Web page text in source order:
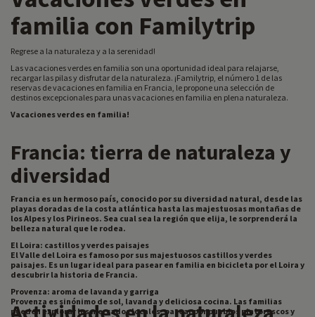
familia con Familytrip
Regrese a la naturaleza y a la serenidad!
Las vacaciones verdes en familia son una oportunidad ideal para relajarse,
recargar las pilas y disfrutar de la naturaleza. ¡Familytrip, el número 1 de las
reservas de vacaciones en familia en Francia, le propone una selección de
destinos excepcionales para unas vacaciones en familia en plena naturaleza.
Vacaciones verdes en familia!
Francia: tierra de naturaleza y
diversidad
Francia es un hermoso país, conocido por su diversidad natural, desde las
playas doradas de la costa atlántica hasta las majestuosas montañas de
los Alpes y los Pirineos. Sea cual sea la región que elija, le sorprenderá la
belleza natural que le rodea.
El Loira: castillos y verdes paisajes
El Valle del Loira es famoso por sus majestuosos castillos y verdes
paisajes. Es un lugar ideal para pasear en familia en bicicleta por el Loira y
descubrir la historia de Francia.
Provenza: aroma de lavanda y garriga
Provenza es sinónimo de sol, lavanda y deliciosa cocina. Las familias
pueden explorar los mercados locales, pasear por pueblos pintorescos y